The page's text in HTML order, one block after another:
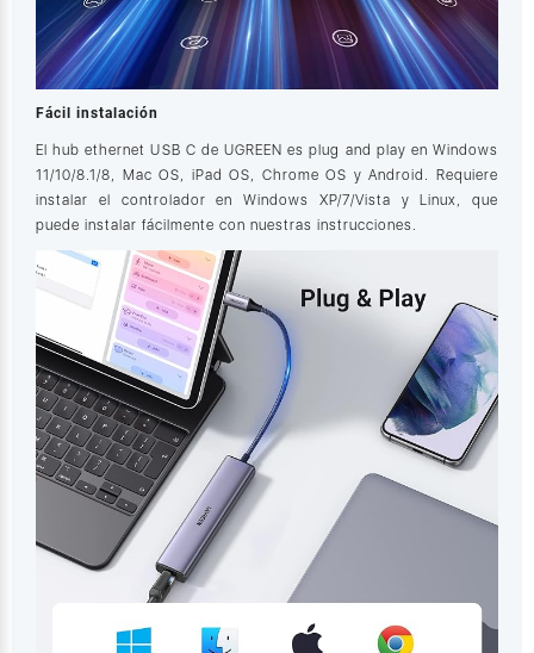
Fácil instalación
El hub ethernet USB C de UGREEN es plug and play en Windows
11/10/8.1/8, Mac OS, iPad OS, Chrome OS y Android. Requiere
instalar el controlador en Windows XP/7/Vista y Linux, que
puede instalar fácilmente con nuestras instrucciones.